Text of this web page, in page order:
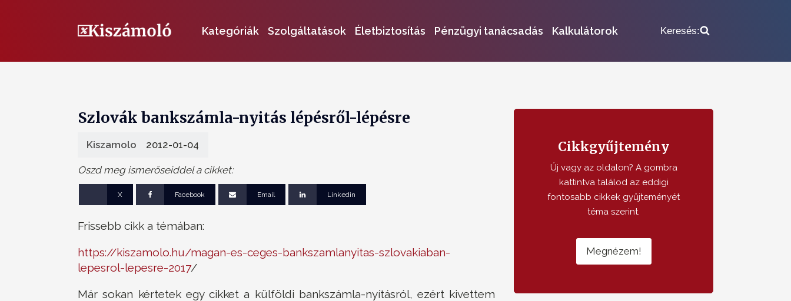
Kategóriák Szolgáltatások Életbiztosítás Pénzügyi tanácsadás Kalkulátorok Keresés:
Szlovák bankszámla-nyitás lépésről-lépésre
Kiszamolo 2012-01-04
Oszd meg ismerőseiddel a cikket:
X Facebook Email Linkedin
Frissebb cikk a témában:
https://kiszamolo.hu/magan-es-ceges-bankszamlanyitas-szlovakiaban-
lepesrol-lepesre-2017/
Már sokan kértetek egy cikket a külföldi bankszámla-nyításról, ezért kivettem
Cikkgyűjtemény
Új vagy az oldalon? A gombra
kattintva találod az eddigi
fontosabb cikkek gyűjteményét
téma szerint.
Megnézem!